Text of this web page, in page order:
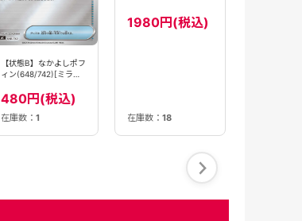
【状態B】なかよしポフ
ィン(648/742)[ミラー
480円(税込)
在庫数：1 在庫数：18